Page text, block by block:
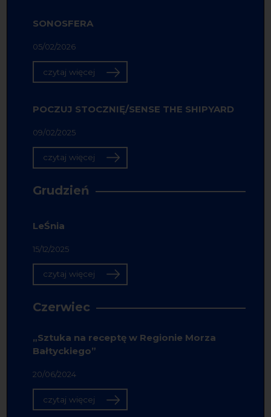
SONOSFERA
05/02/2026
czytaj więcej
POCZUJ STOCZNIĘ/SENSE THE SHIPYARD
09/02/2025
czytaj więcej
Grudzień
LeŚnia
15/12/2025
czytaj więcej
Czerwiec
„Sztuka na receptę w Regionie Morza
Bałtyckiego”
20/06/2024
czytaj więcej